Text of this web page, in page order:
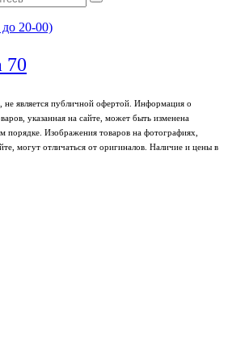
20-00)
70
не является публичной офертой. Информация о
указанная на сайте, может быть изменена
порядке. Изображения товаров на фотографиях,
могут отличаться от оригиналов. Наличие и цены в